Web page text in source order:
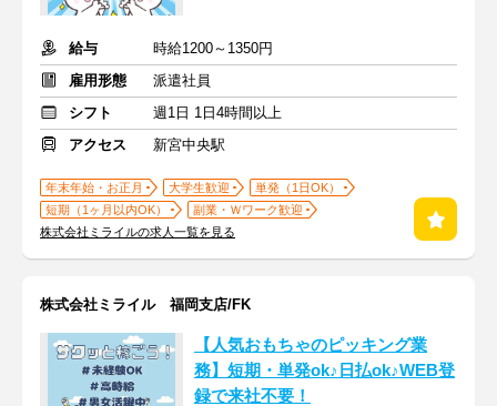
給与
時給1200～1350円
雇用形態
派遣社員
シフト
週1日 1日4時間以上
アクセス
新宮中央駅
年末年始・お正月 大学生歓迎
単発（1日OK）
短期（1ヶ月以内OK）
副業・Ｗワーク歓迎
株式会社ミライルの求人一覧を見る
株式会社ミライル 福岡支店/FK
【人気おもちゃのピッキング業
務】短期・単発ok♪日払ok♪WEB登
録で来社不要！